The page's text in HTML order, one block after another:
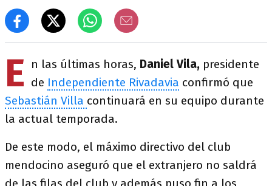
E n las últimas horas, Daniel Vila, presidente
de Independiente Rivadavia confirmó que
Sebastián Villa continuará en su equipo durante
la actual temporada.
De este modo, el máximo directivo del club
mendocino aseguró que el extranjero no saldrá